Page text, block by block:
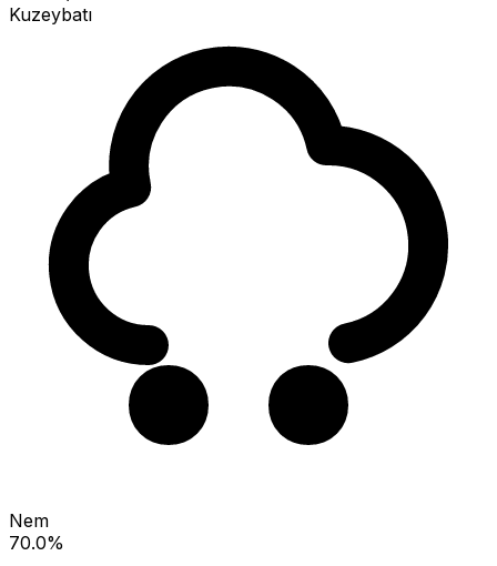
Kuzeybatı
Nem
70.0%